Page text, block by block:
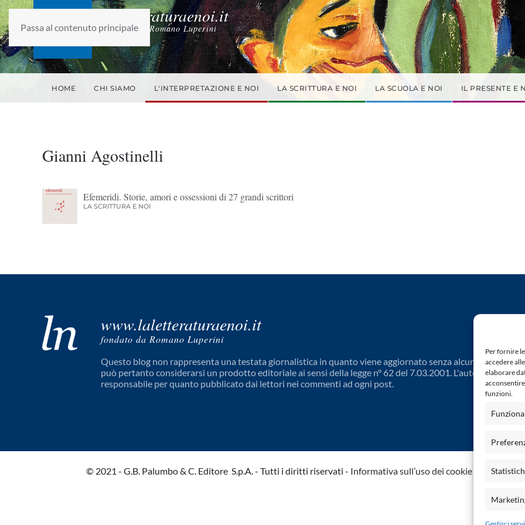
Per fornire
accedere
elaborare
funzioni.
Passa al contenuto principale
laletteraturaenoi.it
fondato da Romano Luperini
HOME CHI SIAMO L'INTERPRETAZIONE E NOI LA SCRITTURA E NOI LA SCUOLA E NOI IL PRESENTE E
Gianni Agostinelli
Efemeridi. Storie, amori e ossessioni di 27 grandi scrittori
LA SCRITTURA E NOI
www.laletteraturaenoi.it
fondato da Romano Luperini
Questo blog non rappresenta una testata giornalistica in quanto viene aggiornato senza alcuna
può pertanto considerarsi un prodotto editoriale ai sensi della legge n° 62 del 7.03.2001. L'autore non è
responsabile per quanto pubblicato dai lettori nei commenti ad ogni post.
© 2021 - G.B. Palumbo & C. Editore S.p.A. - Tutti i diritti riservati - Informativa sull’uso dei cookie